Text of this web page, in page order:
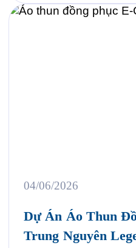
04/06/2026
Dự Án Áo Thun
Trung Nguyên